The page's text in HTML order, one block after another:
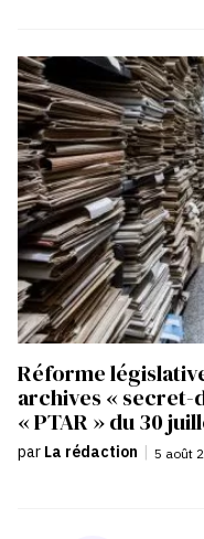
Réforme
archives « secret-
« PTAR » du 30
par La rédaction | 5 août